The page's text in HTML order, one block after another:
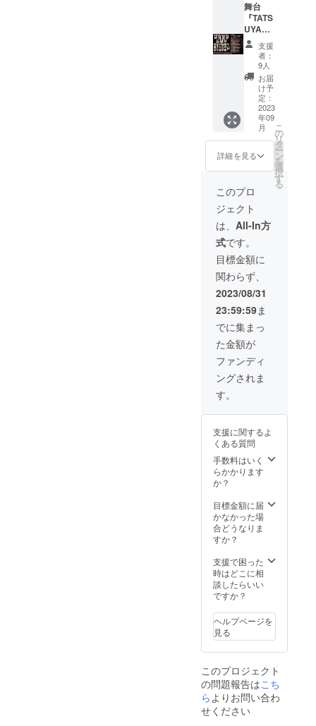
しま
す。 ③
癒し
グッズ
を稽古
場でお
届けし
た旨を
公式
SNSな
どでご
報告さ
ただき
ます。
からの
本番期
間は、
応援コ
を劇場
に掲載
させて
いただ
きま
す。
【記入
必須項
目】 ※
オプ
ション
に指定
キャス
願いし
ます。
※差し入
れたい
品物の
選択を
ます。
※備考欄
に応援
記入く
ださ
い。(50
文字以
を送付
させて
いただ
きま
す。 ②
当日は
スタッ
フ立ち
合いの
下、会
場にご
入場頂
きま
す。 ※
チール
取材カ
メラな
どが入
る可能
性がご
ざいま
すので
あらか
了承く
ださ
い。
【記入
必須項
目】 ※
運営が
ため
に、お
客様の
情報と
メール
アドレ
お願い
いたし
ます。
方法に
関して
は、後
日メー
らせて
いただ
きま
す。）
ション
選択で
応援す
るキャ
施スケ
ジュー
ル ①ク
ラウド
ファン
ディン
グ終了
後、9月
12日ま
でに記
載頂い
たメー
ルアド
レス宛
時間・
整理番
号を記
載した
メール
を送付
させて
いただ
きま
す。 ②
当日は
スタッ
フ立ち
合いの
下、会
場にご
入場頂
きま
に、ス
チール
撮影や
取材カ
メラな
どが入
ざいま
すので
あらか
ださ
い。
【記入
必須項
運営が
名簿管
理する
ため
客様の
情報と
メール
アドレ
スのご
ご指定
いただ
けま
す。掲
載して
もよい
お名前
を備考
欄にご
記入く
ださ
い。）
●リター
ン内容
・お客
様の応
援コメ
ントを
公式
SNSな
どで発
信させ
ていた
だきま
す。 ・
お客様
からの
応援コ
メント
を100文
字以内
で劇場
に掲載
いたし
ンの実
ジュー
ル ①ご
支援を
頂いた
方から
計し、
A4サイ
ズのコ
メント
記入い
たしま
す。
②9/13
本番期
間は、
応援の
コメン
場に掲
載させ
ていた
だきま
す。 ③
名・企
業名を
掲載さ
せて頂
きま
す。 ②
会場に
協賛者
(法人の
場合は
社名)と
して、
事業内
容など
と共に
A4サイ
ズの書
類を額
縁にい
れて掲
示させ
て頂き
ます。
③公演
のパン
フレッ
トを1部
お渡し
いたし
ます。
④本公
演に1回
ご招待
いたし
らのリ
品は、
ご選択
頂いた
キャス
ト様の
ト扱い
とさせ
ていた
だきま
リター
ンの実
施スケ
ジュー
支援を
頂いた
方から
随時集
熨斗に
お名前
(企業名)
を記入
し、劇
舞台
『TATS
UYA〜
楽劇大
学駅前
店〜』
を全公
演観た
い！！
ターン
内容
①9/13
〜9/18
の全9公
演をご
観劇い
ただけ
ます！
②ゲネ
プロに
ご招待
いたし
ます。
③ピク
チャー
チケッ
トをお
渡し ※
公演一
週間前
までに
送付予
定。
てお送
しま
す。）
④限定
ブロマ
イドを
▽こち
らのリ
ターン
品は、
頂いた
キャス
ト様の
チケッ
とさせ
ていた
だきま
す。 ●
ンの実
施スケ
ジュー
ル ①舞
台
支援
者：
9人
お届
け予
定：
2023
年09
月
詳細を見る
こ
の
リ
タ
ー
ン
を
選
択
す
る
このプロ
ジェクト
は、 All-In方
式です。
目標金額に
関わらず、
2023/08/31
23:59:59ま
でに集まっ
た金額が
ファンディ
ングされま
す。
支援に関するよ
くある質問
手数料はいく
らかかります
か？
目標金額に届
かなかった場
合どうなりま
すか？
支援で困った
時はどこに相
談したらいい
ですか？
ヘルプページを
見る
このプロジェクト
の問題報告はこち
ら よりお問い合わ
せください